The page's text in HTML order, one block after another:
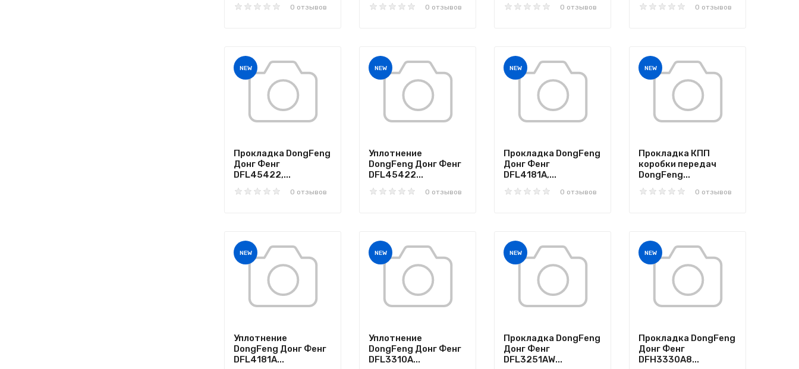
0 отзывов 0 отзывов 0 отзывов 0 отзывов
NEW
Прокладка DongFeng
Донг Фенг
DFL45422,...
0 отзывов
NEW
Уплотнение
DongFeng Донг Фенг
DFL45422...
0 отзывов
NEW
Прокладка DongFeng
Донг Фенг
DFL4181A,...
0 отзывов
NEW
Прокладка КПП
коробки передач
DongFeng...
0 отзывов
NEW
Уплотнение
DongFeng Донг Фенг
DFL4181A...
NEW
Уплотнение
DongFeng Донг Фенг
DFL3310A...
NEW
Прокладка DongFeng
Донг Фенг
DFL3251AW...
NEW
Прокладка DongFeng
Донг Фенг
DFH3330A8...